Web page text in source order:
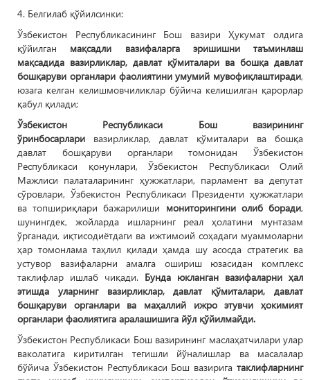
4. Белгилаб қўйилсинки:
Ўзбекистон Республикасининг Бош вазири Ҳукумат олдига
қўйилган мақсадли вазифаларга эришишни таъминлаш
мақсадида вазирликлар, давлат қўмиталари ва бошқа давлат
бошқаруви органлари фаолиятини умумий мувофиқлаштиради,
юзага келган келишмовчиликлар бўйича келишилган қарорлар
қабул қилади;
Ўзбекистон Республикаси Бош вазирининг
ўринбосарлари вазирликлар, давлат қўмиталари ва бошқа
давлат бошқаруви органлари томонидан Ўзбекистон
Республикаси қонунлари, Ўзбекистон Республикаси Олий
Мажлиси палаталарининг ҳужжатлари, парламент ва депутат
сўровлари, Ўзбекистон Республикаси Президенти ҳужжатлари
ва топшириқлари бажарилиши мониторингини олиб боради,
шунингдек, жойларда ишларнинг реал ҳолатини мунтазам
ўрганади, иқтисодиётдаги ва ижтимоий соҳадаги муаммоларни
ҳар томонлама таҳлил қилади ҳамда шу асосда стратегик ва
устувор вазифаларни амалга ошириш юзасидан комплекс
таклифлар ишлаб чиқади. Бунда юкланган вазифаларни ҳал
этишда уларнинг вазирликлар, давлат қўмиталари, давлат
бошқаруви органлари ва маҳаллий ижро этувчи ҳокимият
органлари фаолиятига аралашишига йўл қўйилмайди.
Ўзбекистон Республикаси Бош вазирининг маслаҳатчилари улар
ваколатига киритилган тегишли йўналишлар ва масалалар
бўйича Ўзбекистон Республикаси Бош вазирига таклифларнинг